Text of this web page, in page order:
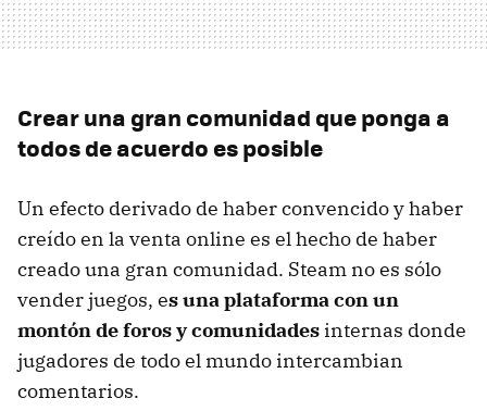
Crear una gran comunidad que ponga a
todos de acuerdo es posible
Un efecto derivado de haber convencido y haber
creído en la venta online es el hecho de haber
creado una gran comunidad. Steam no es sólo
vender juegos, es una plataforma con un
montón de foros y comunidades internas donde
jugadores de todo el mundo intercambian
comentarios.